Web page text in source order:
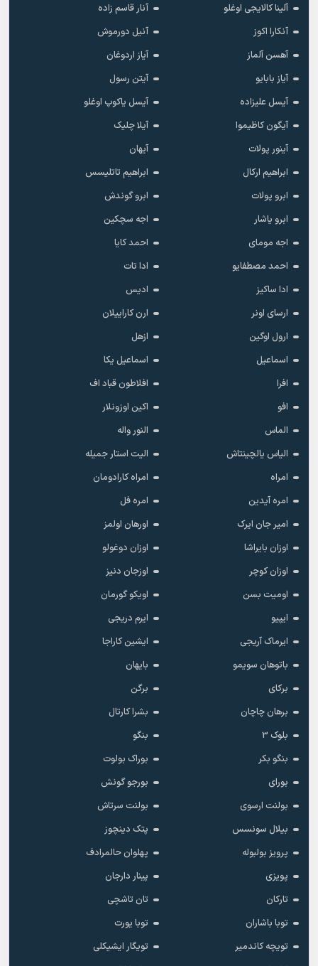
آلینا کالایجی اوغلو
آنار قاسم زاده
آنکارا اکوز
آنیل دورموش
آهسن آلماز
آیاز اردوغان
آیاز بابایو
آیتن رسول
آیسل علیزاده
آیسل یاکوپ اوغلو
آیگون کاظیموا
آیلا چلیک
آینور پولات
آیهان
ابراهیم ارکال
ابراهیم تاتلیسس
ابرو پولات
ابرو گوندش
ابرو یاشار
اجه سچکین
اجه مومای
احمد کایا
احمد مصطفایو
ادا تات
ادا ساکیز
ادیس
ارسای اونر
ارن کاراییلان
ارول اوگین
ازهل
اسماعیل
اسماعیل یکا
افرا
افلاطون قباد اف
افو
اکین اوزونلار
الماس
النور واله
الیاس یالچینتاش
الیت استار جمیله
امراه
امراه کارادومان
امره آیدین
امره فل
امیر جان ایرک
اورهان اولمز
اوزان بایراشا
اوزان دوغولو
اوزان کوچر
اوزجان دنیز
اومیت بسن
اویکو گورمان
ایپیو
ایرم دریجی
ایرماک آریجی
ایشین کاراجا
باتوهان سویمو
بایهان
برکای
برگن
برهان چاچان
بشرا کارتال
بلوک 3
بنگو
بنگو بکر
بوراک بولوت
بورای
بورجو گونش
بولنت ارسوی
بولنت سرتاش
بیلال سونسس
پتک دینچوز
پرویز بولبوله
پهلوان حالمرادف
پویزی
پینار دارجان
تارکان
تان تاشچی
توبا باشاران
توبا یورت
تویچه کاندمیر
تویگار ایشیکلی